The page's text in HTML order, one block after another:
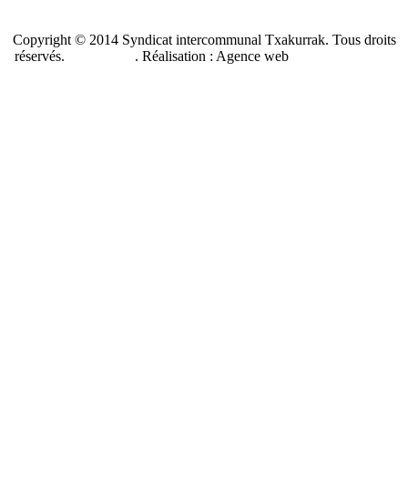
Copyright © 2014 Syndicat intercommunal Txakurrak. Tous droits
réservés.
. Réalisation : Agence web